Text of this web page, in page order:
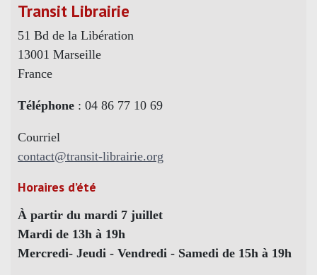
Transit Librairie
51 Bd de la Libération
13001 Marseille
France
Téléphone : 04 86 77 10 69
Courriel
contact@transit-librairie.org
Horaires d’été
À partir du mardi 7 juillet
Mardi de 13h à 19h
Mercredi- Jeudi - Vendredi - Samedi de 15h à 19h